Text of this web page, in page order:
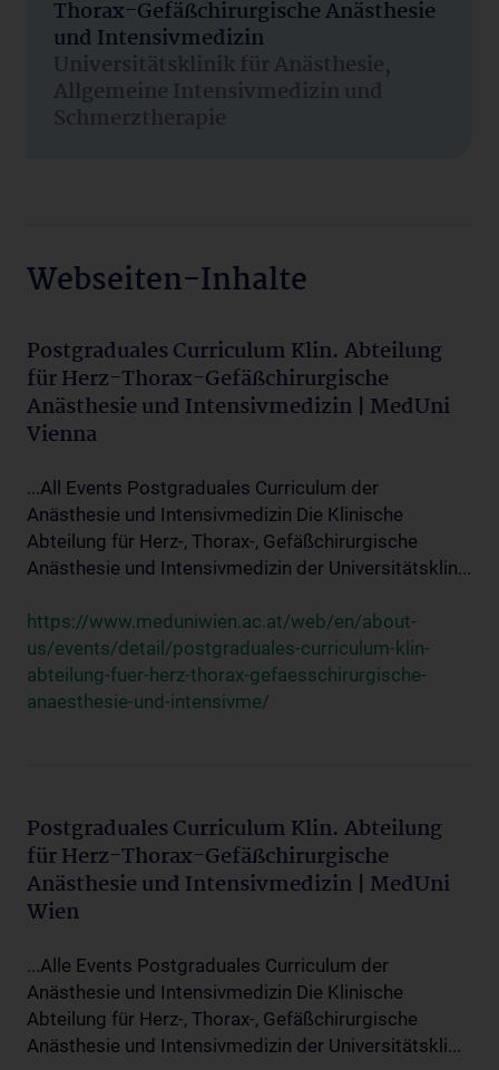
Thorax-Gefäßchirurgische Anästhesie
und Intensivmedizin
Universitätsklinik für Anästhesie,
Allgemeine Intensivmedizin und
Schmerztherapie
Webseiten-Inhalte
Postgraduales Curriculum Klin. Abteilung
für Herz-Thorax-Gefäßchirurgische
Anästhesie und Intensivmedizin | MedUni
Vienna
...All Events Postgraduales Curriculum der
Anästhesie und Intensivmedizin Die Klinische
Abteilung für Herz-, Thorax-, Gefäßchirurgische
Anästhesie und Intensivmedizin der Universitätsklin...
https://www.meduniwien.ac.at/web/en/about-
us/events/detail/postgraduales-curriculum-klin-
abteilung-fuer-herz-thorax-gefaesschirurgische-
anaesthesie-und-intensivme/
Postgraduales Curriculum Klin. Abteilung
für Herz-Thorax-Gefäßchirurgische
Anästhesie und Intensivmedizin | MedUni
Wien
...Alle Events Postgraduales Curriculum der
Anästhesie und Intensivmedizin Die Klinische
Abteilung für Herz-, Thorax-, Gefäßchirurgische
Anästhesie und Intensivmedizin der Universitätskli...